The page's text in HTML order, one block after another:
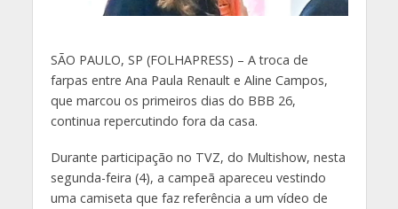
SÃO PAULO, SP (FOLHAPRESS) – A troca de
farpas entre Ana Paula Renault e Aline Campos,
que marcou os primeiros dias do BBB 26,
continua repercutindo fora da casa.
Durante participação no TVZ, do Multishow, nesta
segunda-feira (4), a campeã apareceu vestindo
uma camiseta que faz referência a um vídeo de